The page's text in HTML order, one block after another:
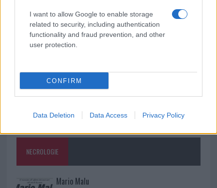
I want to allow Google to enable storage
related to security, including authentication
functionality and fraud prevention, and other
user protection.
CONFIRM
Data Deletion Data Access Privacy Policy
A fuoco un deposito con bombole, intervento dei
vigili del fuoco a Rudalza
NECROLOGIE
Mario Malu